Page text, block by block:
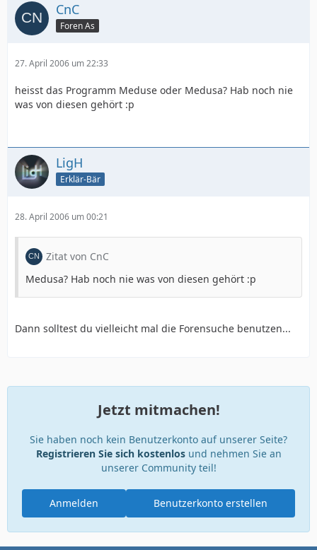
CnC
Foren As
27. April 2006 um 22:33
heisst das Programm Meduse oder Medusa? Hab noch nie
was von diesen gehört :p
LigH
Erklär-Bär
28. April 2006 um 00:21
Zitat von CnC
Medusa? Hab noch nie was von diesen gehört :p
Dann solltest du vielleicht mal die Forensuche benutzen...
Jetzt mitmachen!
Sie haben noch kein Benutzerkonto auf unserer Seite?
Registrieren Sie sich kostenlosund nehmen Sie an
unserer Community teil!
Benutzerkonto erstellen
Anmelden